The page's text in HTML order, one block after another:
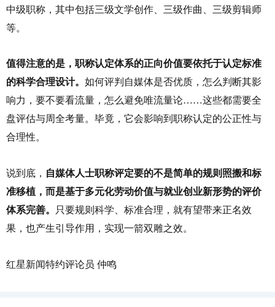
中级职称，其中包括三级文学创作、三级作曲、三级剪辑师
等。
值得注意的是，职称认定体系的正向价值要依托于认定标准
的科学合理设计。 如何评判自媒体是否优质，怎么判断其影
响力，要不要看流量，怎么避免唯流量论……这些都需要全
盘评估与周全考量。毕竟，它会影响到职称认定的公正性与
合理性。
说到底， 自媒体人士职称评定要的不是简单的规则照搬和标
准移植，而是基于多元化劳动价值与就业创业新形势的评价
体系完善。
只要规则科学、标准合理，就有望带来正名效
果，也产生引导作用，实现一箭双雕之效。
红星新闻特约评论员 仲鸣